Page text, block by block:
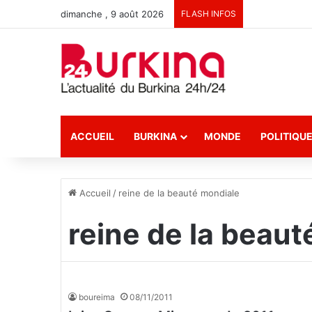
dimanche , 9 août 2026 FLASH INFOS
ACCUEIL BURKINA MONDE POLITIQUE
Accueil / reine de la beauté mondiale
reine de la
boureima 08/11/2011